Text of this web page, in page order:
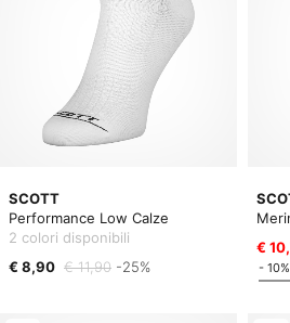
SCOTT
Performance Low Calze
2 colori disponibili
€ 8,90 € 11,90 -25%
€
-